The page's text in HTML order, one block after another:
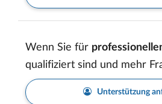
Wenn Sie für
qualifiziert sind und mehr
Unterstützung